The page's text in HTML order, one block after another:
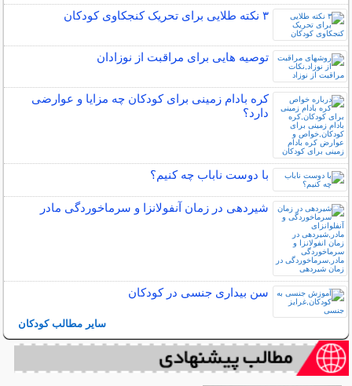
۳ نکته طلایی برای تحریک کنجکاوی کودکان
توصیه هایی برای مراقبت از نوزادان
کره بادام زمینی برای کودکان چه مزایا و عوارضی
دارد؟
با دوست ناباب چه کنیم؟
شیردهی در زمان آنفولانزا و سرماخوردگی مادر
سن بیداری جنسی در کودکان
سایر مطالب کودکان